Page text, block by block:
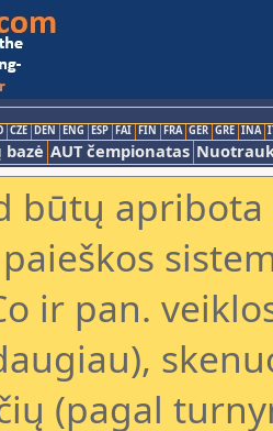
CZE DEN ENG ESP FAI FIN FRA GER GRE INA
AUT čempionatas
būtų
ir pan.
(pagal